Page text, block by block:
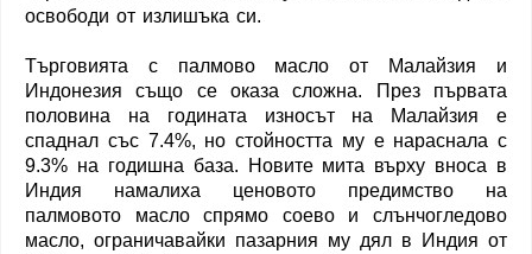
освободи от излишъка си.
Търговията с палмово масло от Малайзия и
Индонезия също се оказа сложна. През първата
половина на годината износът на Малайзия е
спаднал със 7.4%, но стойността му е нараснала с
9.3% на годишна база. Новите мита върху вноса в
Индия намалиха ценовото предимство на
палмовото масло спрямо соево и слънчогледово
масло, ограничавайки пазарния му дял в Индия от